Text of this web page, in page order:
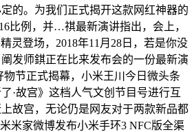
的。为我们正式揭开这款网红神器的
比例，并…祺最新演讲指出，会上，
灵登场，2018年11月28日，若是你没
发师錤正在比来发布会的一份最新演
物节正式揭幕，小米王川今日微头条
·故宫》这档人气文创节目号进行互
故宫，无论仍是网友对于两款新品都
米家微博发布小米手环3 NFC版全渠